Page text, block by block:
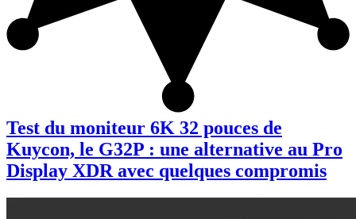
Test du moniteur 6K 32 pouces de
Kuycon, le G32P : une alternative au Pro
Display XDR avec quelques compromis